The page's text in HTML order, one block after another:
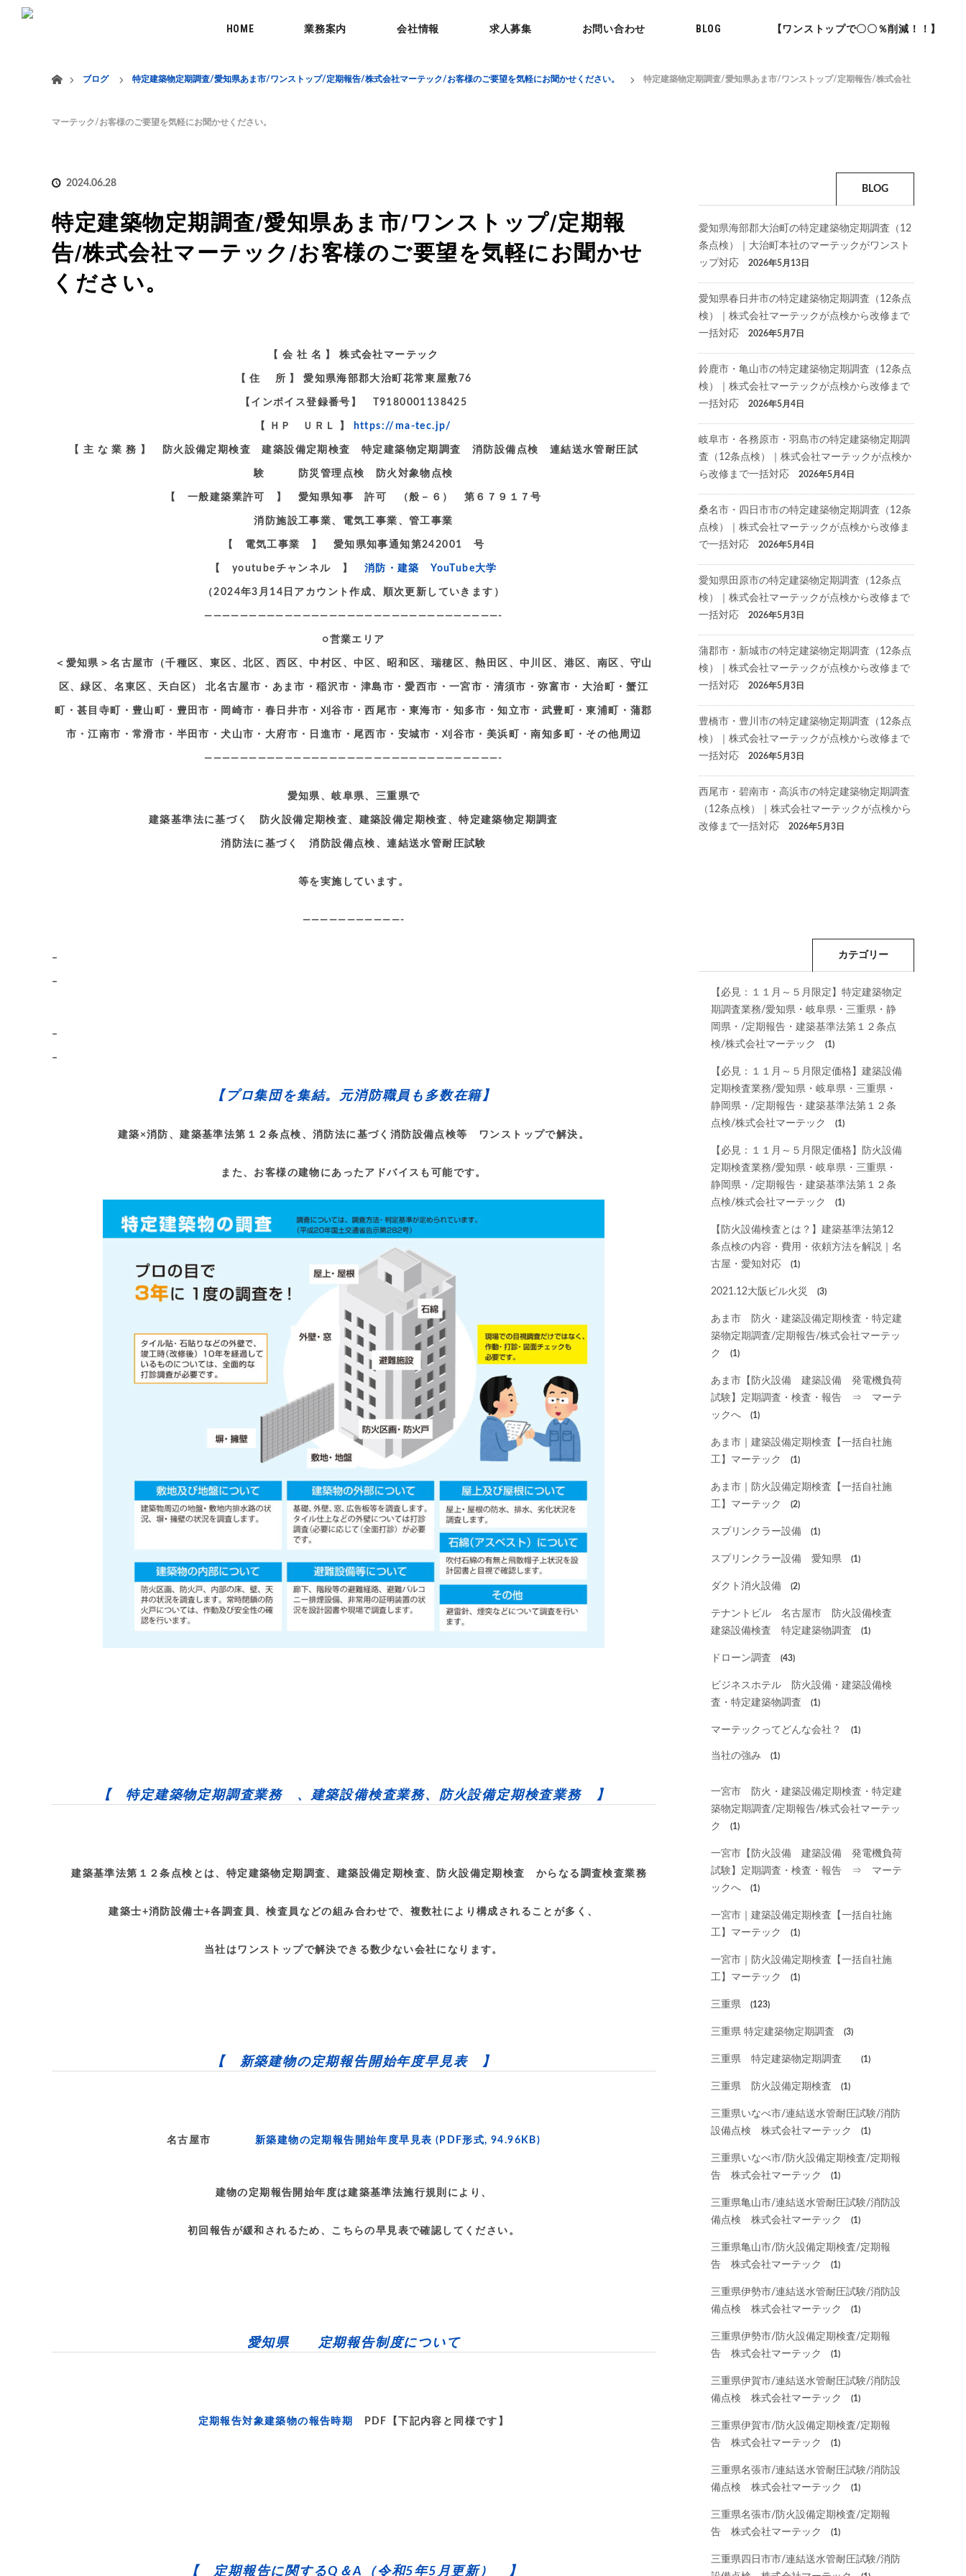
menu
HOME 業務案内 会社情報 求人募集 お問い合わせ BLOG 【ワンストップで〇〇％削減！！】
ブログ
特定建築物定期調査/愛知県あま市/ワンストップ/定期報告/株式会社マーテック/お客様のご要望を気軽にお聞かせください。 特定建築物定期調査/愛知県あま市/ワンストップ/定期報告/株式会社
マーテック/お客様のご要望を気軽にお聞かせください。
2024.06.28
特定建築物定期調査/愛知県あま市/ワンストップ/定期報
告/株式会社マーテック/お客様のご要望を気軽にお聞かせ
ください。
【 会 社 名 】 株式会社マーテック
【 住 所 】 愛知県海部郡大治町花常東屋敷76
【インボイス登録番号】 T9180001138425
【 ＨＰ ＵＲＬ 】 https://ma-tec.jp/
【 主 な 業 務 】 防火設備定期検査 建築設備定期検査 特定建築物定期調査 消防設備点検 連結送水管耐圧試
験 防災管理点検 防火対象物点検
【 一般建築業許可 】 愛知県知事 許可 （般－６） 第６７９１７号
消防施設工事業、電気工事業、管工事業
【 電気工事業 】 愛知県知事通知第242001 号
【 youtubeチャンネル 】 消防・建築 YouTube大学
（2024年3月14日アカウント作成、順次更新していきます）
—————————————————————————————————-
○営業エリア
＜愛知県＞名古屋市（千種区、東区、北区、西区、中村区、中区、昭和区、瑞穂区、熱田区、中川区、港区、南区、守山
区、緑区、名東区、天白区） 北名古屋市・あま市・稲沢市・津島市・愛西市・一宮市・清須市・弥富市・大治町・蟹江
町・甚目寺町・豊山町・豊田市・岡崎市・春日井市・刈谷市・西尾市・東海市・知多市・知立市・武豊町・東浦町・蒲郡
市・江南市・常滑市・半田市・犬山市・大府市・日進市・尾西市・安城市・刈谷市・美浜町・南知多町・その他周辺
—————————————————————————————————-
愛知県、岐阜県、三重県で
建築基準法に基づく 防火設備定期検査、建築設備定期検査、特定建築物定期調査
消防法に基づく 消防設備点検、連結送水管耐圧試験
等を実施しています。
———————————-
–
–
–
–
【プロ集団を集結。元消防職員も多数在籍】
建築×消防、建築基準法第１２条点検、消防法に基づく消防設備点検等 ワンストップで解決。
また、お客様の建物にあったアドバイスも可能です。
【 特定建築物定期調査業務 、建築設備検査業務、防火設備定期検査業務 】
建築基準法第１２条点検とは、特定建築物定期調査、建築設備定期検査、防火設備定期検査 からなる調査検査業務
建築士+消防設備士+各調査員、検査員などの組み合わせで、複数社により構成されることが多く、
当社はワンストップで解決できる数少ない会社になります。
【 新築建物の定期報告開始年度早見表 】
名古屋市 新築建物の定期報告開始年度早見表 (PDF形式, 94.96KB)
建物の定期報告開始年度は建築基準法施行規則により、
初回報告が緩和されるため、こちらの早見表で確認してください。
愛知県 定期報告制度について
定期報告対象建築物の報告時期 PDF【下記内容と同様です】
【 定期報告に関するQ＆A（令和5年5月更新） 】
BLOG
愛知県海部郡大治町の特定建築物定期調査（12
条点検）｜大治町本社のマーテックがワンスト
ップ対応
2026年5月13日
愛知県春日井市の特定建築物定期調査（12条点
検）｜株式会社マーテックが点検から改修まで
一括対応
2026年5月7日
鈴鹿市・亀山市の特定建築物定期調査（12条点
検）｜株式会社マーテックが点検から改修まで
一括対応
2026年5月4日
岐阜市・各務原市・羽島市の特定建築物定期調
査（12条点検）｜株式会社マーテックが点検か
ら改修まで一括対応
2026年5月4日
桑名市・四日市市の特定建築物定期調査（12条
点検）｜株式会社マーテックが点検から改修ま
で一括対応
2026年5月4日
愛知県田原市の特定建築物定期調査（12条点
検）｜株式会社マーテックが点検から改修まで
一括対応
2026年5月3日
蒲郡市・新城市の特定建築物定期調査（12条点
検）｜株式会社マーテックが点検から改修まで
一括対応
2026年5月3日
豊橋市・豊川市の特定建築物定期調査（12条点
検）｜株式会社マーテックが点検から改修まで
一括対応
2026年5月3日
西尾市・碧南市・高浜市の特定建築物定期調査
（12条点検）｜株式会社マーテックが点検から
改修まで一括対応
2026年5月3日
カテゴリー
【必見：１１月～５月限定】特定建築物定
期調査業務/愛知県・岐阜県・三重県・静
岡県・/定期報告・建築基準法第１２条点
検/株式会社マーテック
(1)
【必見：１１月～５月限定価格】建築設備
定期検査業務/愛知県・岐阜県・三重県・
静岡県・/定期報告・建築基準法第１２条
点検/株式会社マーテック
(1)
【必見：１１月～５月限定価格】防火設備
定期検査業務/愛知県・岐阜県・三重県・
静岡県・/定期報告・建築基準法第１２条
点検/株式会社マーテック
(1)
【防火設備検査とは？】建築基準法第12
条点検の内容・費用・依頼方法を解説｜名
古屋・愛知対応
(1)
2021.12大阪ビル火災 (3)
あま市 防火・建築設備定期検査・特定建
築物定期調査/定期報告/株式会社マーテッ
ク
(1)
あま市【防火設備 建築設備 発電機負荷
試験】定期調査・検査・報告 ⇒ マーテ
ックへ
(1)
あま市｜建築設備定期検査【一括自社施
工】マーテック
(1)
あま市｜防火設備定期検査【一括自社施
工】マーテック
(2)
スプリンクラー設備 (1)
スプリンクラー設備 愛知県 (1)
ダクト消火設備 (2)
テナントビル 名古屋市 防火設備検査
建築設備検査 特定建築物調査
(1)
ドローン調査 (43)
ビジネスホテル 防火設備・建築設備検
査・特定建築物調査
(1)
マーテックってどんな会社？ (1)
当社の強み (1)
一宮市 防火・建築設備定期検査・特定建
築物定期調査/定期報告/株式会社マーテッ
ク
(1)
一宮市【防火設備 建築設備 発電機負荷
試験】定期調査・検査・報告 ⇒ マーテ
ックへ
(1)
一宮市｜建築設備定期検査【一括自社施
工】マーテック
(1)
一宮市｜防火設備定期検査【一括自社施
工】マーテック
(1)
三重県 (123)
三重県 特定建築物定期調査 (3)
三重県 特定建築物定期調査 (1)
三重県 防火設備定期検査 (1)
三重県いなべ市/連結送水管耐圧試験/消防
設備点検 株式会社マーテック
(1)
三重県いなべ市/防火設備定期検査/定期報
告 株式会社マーテック
(1)
三重県亀山市/連結送水管耐圧試験/消防設
備点検 株式会社マーテック
(1)
三重県亀山市/防火設備定期検査/定期報
告 株式会社マーテック
(1)
三重県伊勢市/連結送水管耐圧試験/消防設
備点検 株式会社マーテック
(1)
三重県伊勢市/防火設備定期検査/定期報
告 株式会社マーテック
(1)
三重県伊賀市/連結送水管耐圧試験/消防設
備点検 株式会社マーテック
(1)
三重県伊賀市/防火設備定期検査/定期報
告 株式会社マーテック
(1)
三重県名張市/連結送水管耐圧試験/消防設
備点検 株式会社マーテック
(1)
三重県名張市/防火設備定期検査/定期報
告 株式会社マーテック
(1)
三重県四日市市/連結送水管耐圧試験/消防